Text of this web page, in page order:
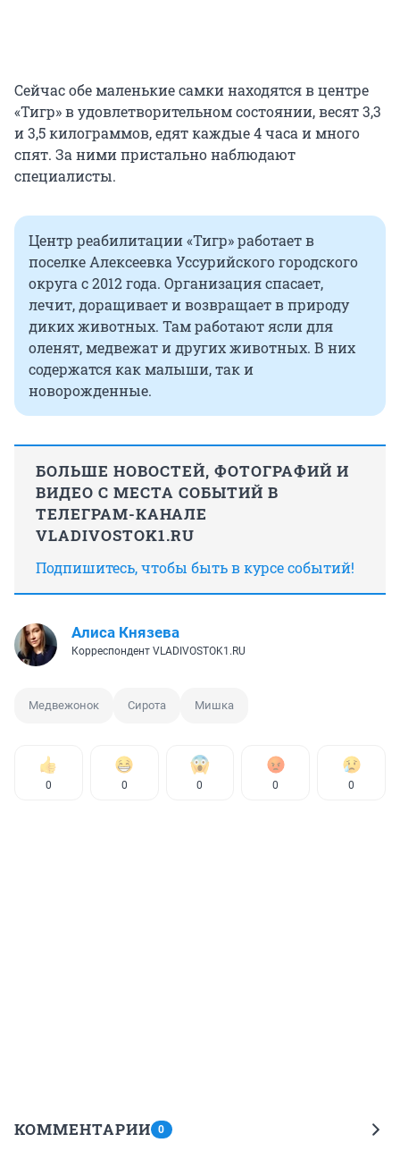
Сейчас обе маленькие самки находятся в центре
«Тигр» в удовлетворительном состоянии, весят 3,3
и 3,5 килограммов, едят каждые 4 часа и много
спят. За ними пристально наблюдают
специалисты.
Центр реабилитации «Тигр» работает в
поселке Алексеевка Уссурийского городского
округа с 2012 года. Организация спасает,
лечит, доращивает и возвращает в природу
диких животных. Там работают ясли для
оленят, медвежат и других животных. В них
содержатся как малыши, так и
новорожденные.
БОЛЬШЕ НОВОСТЕЙ, ФОТОГРАФИЙ И
ВИДЕО С МЕСТА СОБЫТИЙ В
ТЕЛЕГРАМ-КАНАЛЕ
VLADIVOSTOK1.RU
Подпишитесь, чтобы быть в курсе событий!
Алиса Князева
Корреспондент VLADIVOSTOK1.RU
Медвежонок Сирота Мишка
0 0 0 0 0
КОММЕНТАРИИ 0